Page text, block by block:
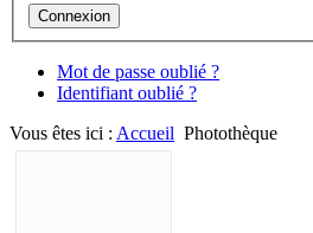
Mot de passe oublié ?
Identifiant oublié ?
Vous êtes ici : Accueil Photothèque